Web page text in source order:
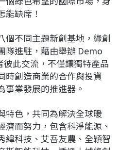
能缺席！
個不同主題新創基地，綠創
隊進駐，藉由舉辦 Demo
此交流，不僅讓獨特產品
時創造商業的合作與投資
事業發展的推進器。
特色，共同為解決全球暖
濟而努力，包含科淨能源、
緯科技、艾吾友農、全穎智